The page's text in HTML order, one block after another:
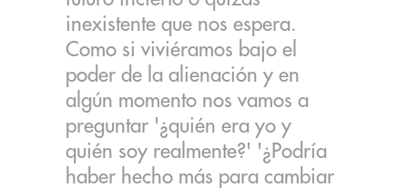
inexistente que nos espera.
Como si viviéramos bajo el
poder de la alienación y en
algún momento nos vamos a
preguntar '¿quién era yo y
quién soy realmente?' '¿Podría
haber hecho más para cambiar